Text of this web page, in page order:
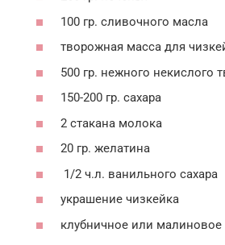
100 гр. сливочного масла
творожная масса для
500 гр. нежного некислого
150-200 гр. сахара
2 стакана молока
20 гр. желатина
1/2 ч.л. ванильного сахара
украшение чизкейка
клубничное или малиновое